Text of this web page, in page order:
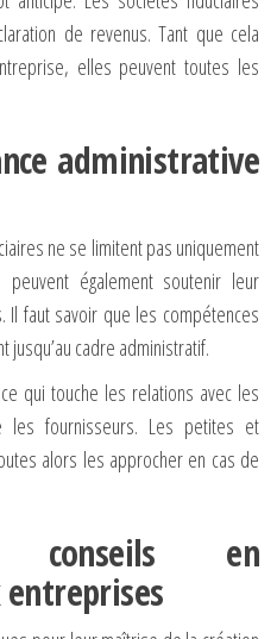
de revenus. Tant que cela
elles peuvent toutes les
administrative
ne se limitent pas uniquement
également soutenir leur
faut savoir que les compétences
jusqu’au cadre administratif.
qui touche les relations avec les
les fournisseurs. Les petites et
alors les approcher en cas de
conseils en